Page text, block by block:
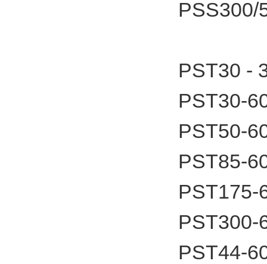
PSS300/
PST30 -
PST30-
PST50-
PST85-
PST44-